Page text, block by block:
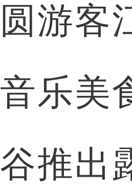
游客
乐美
推出